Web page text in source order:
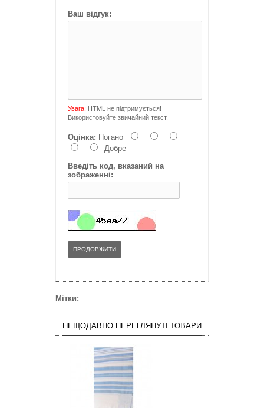
Ваш відгук:
Увага: HTML не підтримується!
Використовуйте звичайний текст.
Оцінка: Погано
Добре
Введіть код, вказаний на
зображенні:
ПРОДОВЖИТИ
Мітки:
НЕЩОДАВНО ПЕРЕГЛЯНУТІ ТОВАРИ